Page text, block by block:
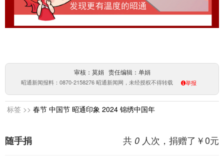
审核：莫娟 责任编辑：单娟
昭通新闻报料：0870-2158276 昭通新闻网，未经授权不得转载 举报
标签 >> 春节 中国节 昭通印象 2024 锦绣中国年
共 0 人次，捐赠了￥0元
随手捐